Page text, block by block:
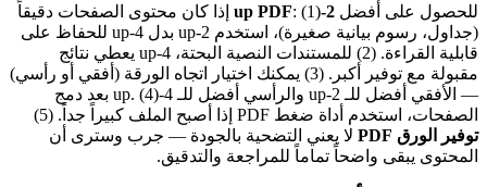
للحصول على أفضل 2-up PDF
: (1) إذا كان محتوى الصفحات دقيقاً
(جداول، رسوم بيانية صغيرة)، استخدم 2-up بدل 4-up للحفاظ على
قابلية القراءة. (2) للمستندات النصية البحتة، 4-up يعطي نتائج
مقبولة مع توفير أكبر. (3) يمكنك اختيار اتجاه الورقة (أفقي أو رأسي)
— الأفقي أفضل للـ 2-up والرأسي أفضل للـ 4-up. (4) بعد دمج
الصفحات، استخدم أداة ضغط PDF إذا أصبح الملف كبيراً جداً. (5)
توفير الورق PDF
لا يعني التضحية بالجودة — جرب وسترى أن
المحتوى يبقى واضحاً تماماً للمراجعة والتدقيق.